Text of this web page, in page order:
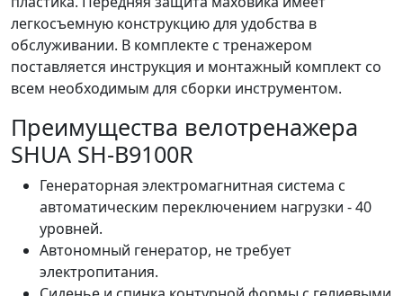
легкосъемную конструкцию для удобства в
обслуживании. В комплекте с тренажером
поставляется инструкция и монтажный комплект со
всем необходимым для сборки инструментом.
Преимущества велотренажера
SHUA SH-B9100R
Генераторная электромагнитная система с
автоматическим переключением нагрузки - 40
уровней.
Автономный генератор, не требует
электропитания.